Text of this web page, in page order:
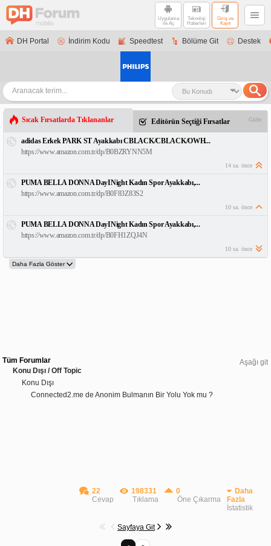
Uygulama
ile Aç
Teknoloji
Haberleri
Giriş ve
Kayıt
DH Portal İndirim Kodu Speedtest Bölüme Git Destek
Sıcak Fırsatlarda Tıklananlar Editörün Seçtiği Fırsatlar Gizle
adidas Erkek PARK ST Ayakkabı CBLACK/CBLACK/OWH...
https://www.amazon.com.tr/dp/B0BZRYNN5M
14 sa. önce
PUMA BELLA DONNA DayINight Kadın Spor Ayakkabı,...
https://www.amazon.com.tr/dp/B0F83Z83S2
10 sa. önce
PUMA BELLA DONNA DayINight Kadın Spor Ayakkabı,...
https://www.amazon.com.tr/dp/B0FH1ZQJ4N
10 sa. önce
Aşağı git
Tüm Forumlar
Konu Dışı / Off Topic
Konu Dışı
Connected2.me de Anonim Bulmanın Bir Yolu Yok mu ?
22
Cevap
198331
Tıklama
0
Öne Çıkarma
Daha
Fazla
İstatistik
Sayfaya Git